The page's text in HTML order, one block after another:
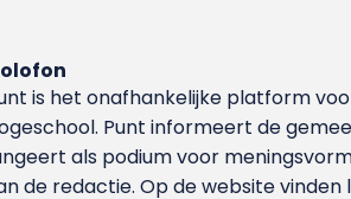
is het onafhankelijke platform
Punt informeert de
als podium voor
de redactie. Op de website